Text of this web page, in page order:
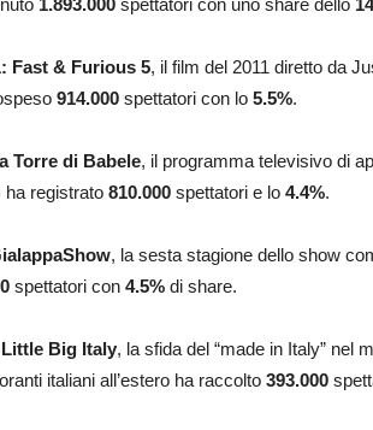
1.893.000 spettatori con uno share dello
Fast & Furious 5, il film del 2011 diretto da
914.000 spettatori con lo 5.5%.
Torre di Babele, il programma televisivo di
ha registrato 810.000 spettatori e lo 4.4%.
, la sesta stagione dello show
spettatori con 4.5% di share.
Big Italy, la sfida del “made in Italy” nel
italiani all’estero ha raccolto 393.000